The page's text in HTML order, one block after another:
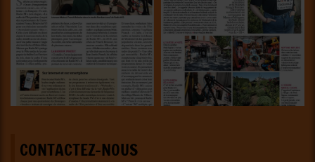
CONTACTEZ-NOUS